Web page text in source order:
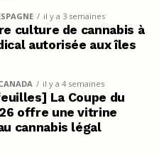
il y a 3 semaines
culture de cannabis à
autorisée aux îles
il y a 4 semaines
La Coupe du
offre une vitrine
cannabis légal